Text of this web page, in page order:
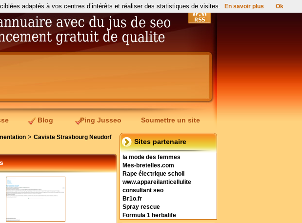
Blog Ping Jusseo Soumettre un site
Sites partenaire
la mode des femmes
Mes-bretelles.com
Rape électrique scholl
www.appareilanticellulite
consultant seo
Br1o.fr
Spray rescue
Formula 1 herbalife
> Caviste Strasbourg Neudorf
adaptés à vos centres d’intérêts et réaliser des statistiques de visites. En savoir plus Ok